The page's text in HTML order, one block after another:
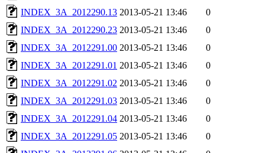
INDEX_3A_2012290.13 2013-05-21 13:46
0
INDEX_3A_2012290.23 2013-05-21 13:46
0
INDEX_3A_2012291.00 2013-05-21 13:46
0
INDEX_3A_2012291.01 2013-05-21 13:46
0
INDEX_3A_2012291.02 2013-05-21 13:46
0
INDEX_3A_2012291.03 2013-05-21 13:46
0
INDEX_3A_2012291.04 2013-05-21 13:46
0
INDEX_3A_2012291.05 2013-05-21 13:46
0